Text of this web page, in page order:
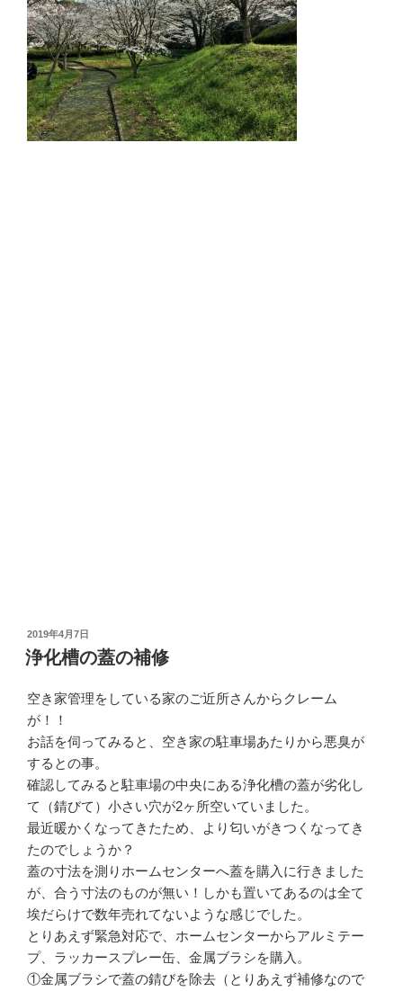
投
稿
日:
2019年4月7日
浄化槽の蓋の補修
空き家管理をしている家のご近所さんからクレーム
が！！
お話を伺ってみると、空き家の駐車場あたりから悪臭が
するとの事。
確認してみると駐車場の中央にある浄化槽の蓋が劣化し
て（錆びて）小さい穴が2ヶ所空いていました。
最近暖かくなってきたため、より匂いがきつくなってき
たのでしょうか？
蓋の寸法を測りホームセンターへ蓋を購入に行きました
が、合う寸法のものが無い！しかも置いてあるのは全て
埃だらけで数年売れてないような感じでした。
とりあえず緊急対応で、ホームセンターからアルミテー
プ、ラッカースプレー缶、金属ブラシを購入。
①金属ブラシで蓋の錆びを除去（とりあえず補修なので